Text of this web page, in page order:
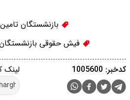
بازنشستگان
فیش حقوقی
لینک کدخبر: 1005600